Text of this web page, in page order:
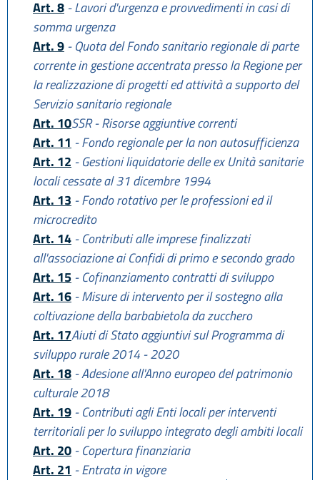
Art. 8 - Lavori d'urgenza e provvedimenti in casi di
somma urgenza
Art. 9 - Quota del Fondo sanitario regionale di parte
corrente in gestione accentrata presso la Regione per
la realizzazione di progetti ed attività a supporto del
Servizio sanitario regionale
Art. 10SSR - Risorse aggiuntive correnti
Art. 11 - Fondo regionale per la non autosufficienza
Art. 12 - Gestioni liquidatorie delle ex Unità sanitarie
locali cessate al 31 dicembre 1994
Art. 13 - Fondo rotativo per le professioni ed il
microcredito
Art. 14 - Contributi alle imprese finalizzati
all'associazione ai Confidi di primo e secondo grado
Art. 15 - Cofinanziamento contratti di sviluppo
Art. 16 - Misure di intervento per il sostegno alla
coltivazione della barbabietola da zucchero
Art. 17Aiuti di Stato aggiuntivi sul Programma di
sviluppo rurale 2014 - 2020
Art. 18 - Adesione all'Anno europeo del patrimonio
culturale 2018
Art. 19 - Contributi agli Enti locali per interventi
territoriali per lo sviluppo integrato degli ambiti locali
Art. 20 - Copertura finanziaria
Art. 21 - Entrata in vigore